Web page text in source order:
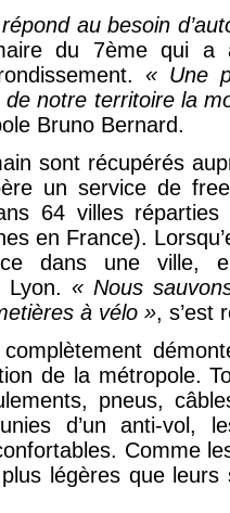
au besoin
du 7ème qui a
« Une
notre territoire la
Bruno Bernard.
sont récupérés
un service de
64 villes
en France).
dans une ville,
Lyon.« Nous
à vélo », s’est
de la métropole.
pneus,
d’un anti-vol,
Comme
légères que